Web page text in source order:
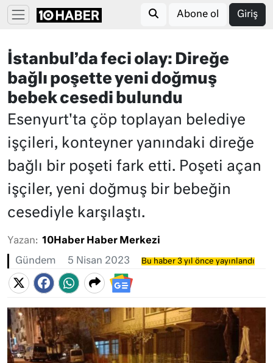
Abone ol Giriş
İstanbul’da feci olay: Direğe
bağlı poşette yeni doğmuş
bebek cesedi bulundu
Esenyurt'ta çöp toplayan belediye
işçileri, konteyner yanındaki direğe
bağlı bir poşeti fark etti. Poşeti açan
işçiler, yeni doğmuş bir bebeğin
cesediyle karşılaştı.
Yazan: 10Haber Haber Merkezi
Gündem 5 Nisan 2023 Bu haber 3 yıl önce yayınlandı